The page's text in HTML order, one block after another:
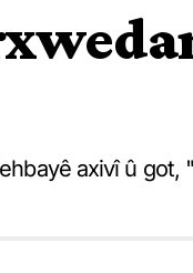
axivî û got,